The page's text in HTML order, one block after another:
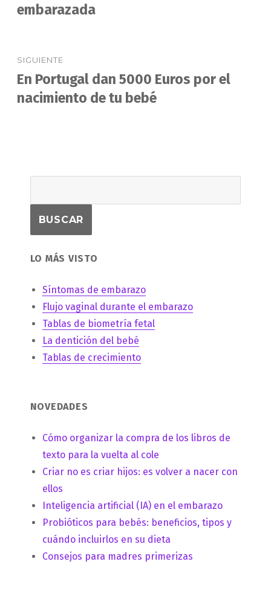
entradas
anterior:
embarazada
SIGUIENTE
Entrada
siguiente:
En Portugal dan 5000 Euros por el
nacimiento de tu bebé
LO MÁS VISTO
Síntomas de embarazo
Flujo vaginal durante el embarazo
Tablas de biometría fetal
La dentición del bebé
Tablas de crecimiento
NOVEDADES
Cómo organizar la compra de los libros de
texto para la vuelta al cole
Criar no es criar hijos: es volver a nacer con
ellos
Inteligencia artificial (IA) en el embarazo
Probióticos para bebés: beneficios, tipos y
cuándo incluirlos en su dieta
Consejos para madres primerizas